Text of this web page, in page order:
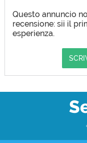
Questo annuncio
recensione: sii il
esperienza.